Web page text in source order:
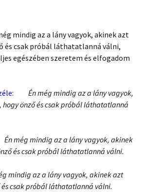
mindig az a lány vagyok, akinek azt
és csak próbál láthatatlanná válni,
egészében szeretem és elfogadom
Én még mindig az a lány vagyok,
önző és csak próbál láthatatlanná
Én még mindig az a lány vagyok, akinek
és csak próbál láthatatlanná válni.
mindig az a lány vagyok, akinek azt
csak próbál láthatatlanná válni.